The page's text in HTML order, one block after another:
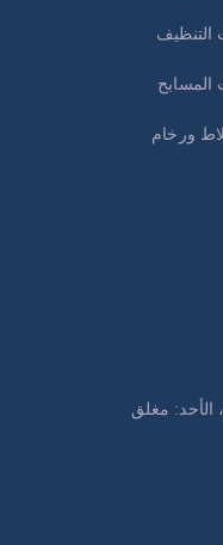
التنظيف
المسابح
ورخام